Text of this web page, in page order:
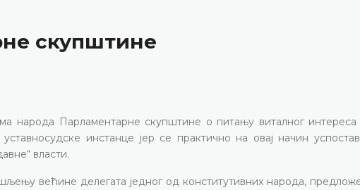
скупштине
народа Парламентарне скупштине о питању виталног
инстанце јер се практично на овај начин
власти.
већине делегата једног од конститутивних народа,